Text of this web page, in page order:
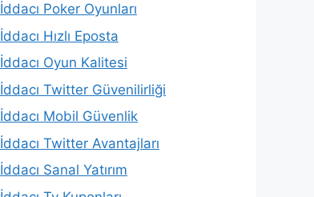
İddacı Poker Oyunları
İddacı Hızlı Eposta
İddacı Oyun Kalitesi
İddacı Twitter Güvenilirliği
İddacı Mobil Güvenlik
İddacı Twitter Avantajları
İddacı Sanal Yatırım